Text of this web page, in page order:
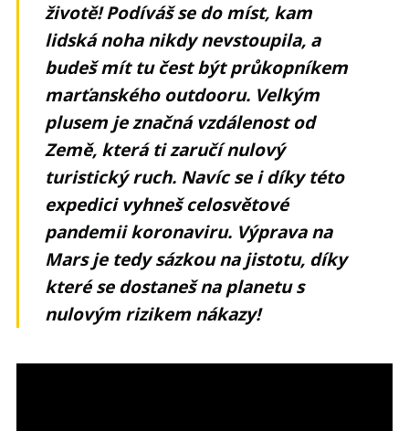
životě! Podíváš se do míst, kam
lidská noha nikdy nevstoupila, a
budeš mít tu čest být průkopníkem
marťanského outdooru. Velkým
plusem je značná vzdálenost od
Země, která ti zaručí nulový
turistický ruch. Navíc se i díky této
expedici vyhneš celosvětové
pandemii koronaviru. Výprava na
Mars je tedy sázkou na jistotu, díky
které se dostaneš na planetu s
nulovým rizikem nákazy!